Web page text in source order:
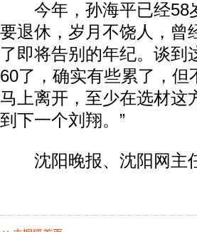
今年，孙海平已经58
要退休，岁月不饶人，曾
了即将告别的年纪。谈到
60了，确实有些累了，
马上离开，至少在选材这
到下一个刘翔。”
沈阳晚报、沈阳网主